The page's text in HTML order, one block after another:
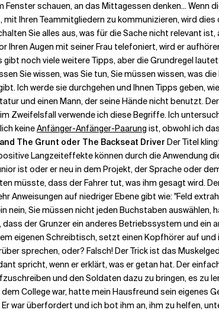
schauen, an das Mittagessen denken... Wenn
Ihren Teammitgliedern zu kommunizieren, wird dies
Sie alles aus, was für die Sache nicht relevant ist,
Ihren Augen mit seiner Frau telefoniert, wird er
noch viele weitere Tipps, aber die Grundregel
Sie wissen, was Sie tun, Sie müssen wissen, was
Ich werde sie durchgehen und Ihnen Tipps geben,
und einen Mann, der seine Hände nicht benutzt.
Zweifelsfall verwende ich diese Begriffe. Ich
keineAnfänger-Anfänger-Paarung ist, obwohl ich
The Grunt oder The Backseat Driver Der Titel
Langzeiteffekte können durch die Anwendung
ist oder er neu in dem Projekt, der Sprache oder
müsste, dass der Fahrer tut, was ihm gesagt wird.
auf niedriger Ebene gibt wie: "Feld
nein, Sie müssen nicht jeden Buchstaben auswählen,
der Grunzer ein anderes Betriebssystem und ein
eigenen Schreibtisch, setzt einen Kopfhörer auf und
sprechen, oder? Falsch! Der Trick ist das
spricht, wenn er erklärt, was er getan hat. Der
und den Soldaten dazu zu bringen, es zu
College war, hatte mein Hausfreund sein eigenes
war überfordert und ich bot ihm an, ihm zu helfen,